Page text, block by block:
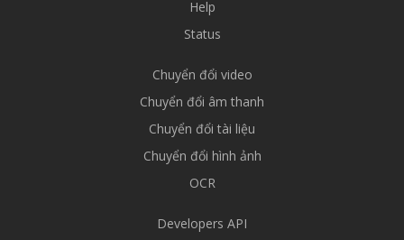
Help
Status
Chuyển đổi video
Chuyển đổi âm thanh
Chuyển đổi tài liệu
Chuyển đổi hình ảnh
OCR
Developers API